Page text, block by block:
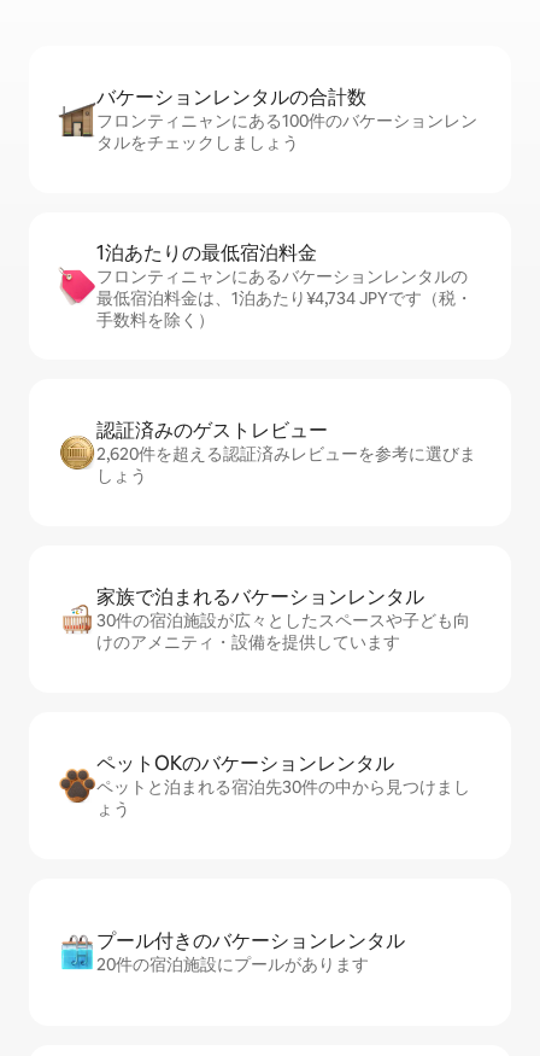
バケーションレ⁠ン⁠タ⁠ル⁠の合⁠計⁠数
フロンティニャンにある100件のバケーションレン
タルをチェックしましょう
1泊あたりの最⁠低⁠宿⁠泊⁠料⁠金
フロンティニャンにあるバケーションレンタルの
最低宿泊料金は、1泊あたり¥4,734 JPYです（税・
手数料を除く）
認証済みのゲ⁠ス⁠ト⁠レ⁠ビ⁠ュ⁠ー
2,620件を超える認証済みレビューを参考に選びま
しょう
家族で泊まれるバ⁠ケ⁠ー⁠シ⁠ョ⁠ンレ⁠ン⁠タ⁠ル
30件の宿泊施設が広々としたスペースや子ども向
けのアメニティ・設備を提供しています
ペットOKのバ⁠ケ⁠ー⁠シ⁠ョ⁠ンレ⁠ン⁠タ⁠ル
ペットと泊まれる宿泊先30件の中から見つけまし
ょう
プール付きのバ⁠ケ⁠ー⁠シ⁠ョ⁠ンレ⁠ン⁠タ⁠ル
20件の宿泊施設にプールがあります